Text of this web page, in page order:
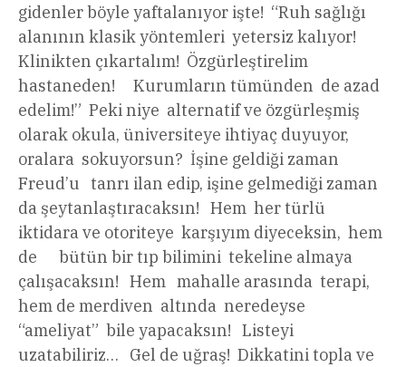
gidenler böyle yaftalanıyor işte! “Ruh sağlığı
alanının klasik yöntemleri yetersiz kalıyor!
Klinikten çıkartalım! Özgürleştirelim
hastaneden! Kurumların tümünden de azad
edelim!” Peki niye alternatif ve özgürleşmiş
olarak okula, üniversiteye ihtiyaç duyuyor,
oralara sokuyorsun? İşine geldiği zaman
Freud’u tanrı ilan edip, işine gelmediği zaman
da şeytanlaştıracaksın! Hem her türlü
iktidara ve otoriteye karşıyım diyeceksin, hem
de bütün bir tıp bilimini tekeline almaya
çalışacaksın! Hem mahalle arasında terapi,
hem de merdiven altında neredeyse
“ameliyat” bile yapacaksın! Listeyi
uzatabiliriz… Gel de uğraş! Dikkatini topla ve